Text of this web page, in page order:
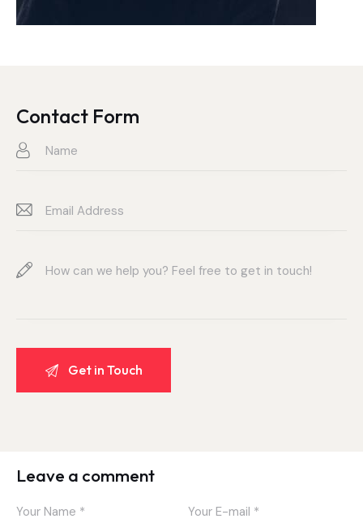
Contact Form
Leave a comment